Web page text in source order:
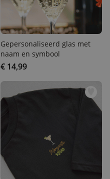
Gepersonaliseerd glas met
naam en symbool
€ 14,99